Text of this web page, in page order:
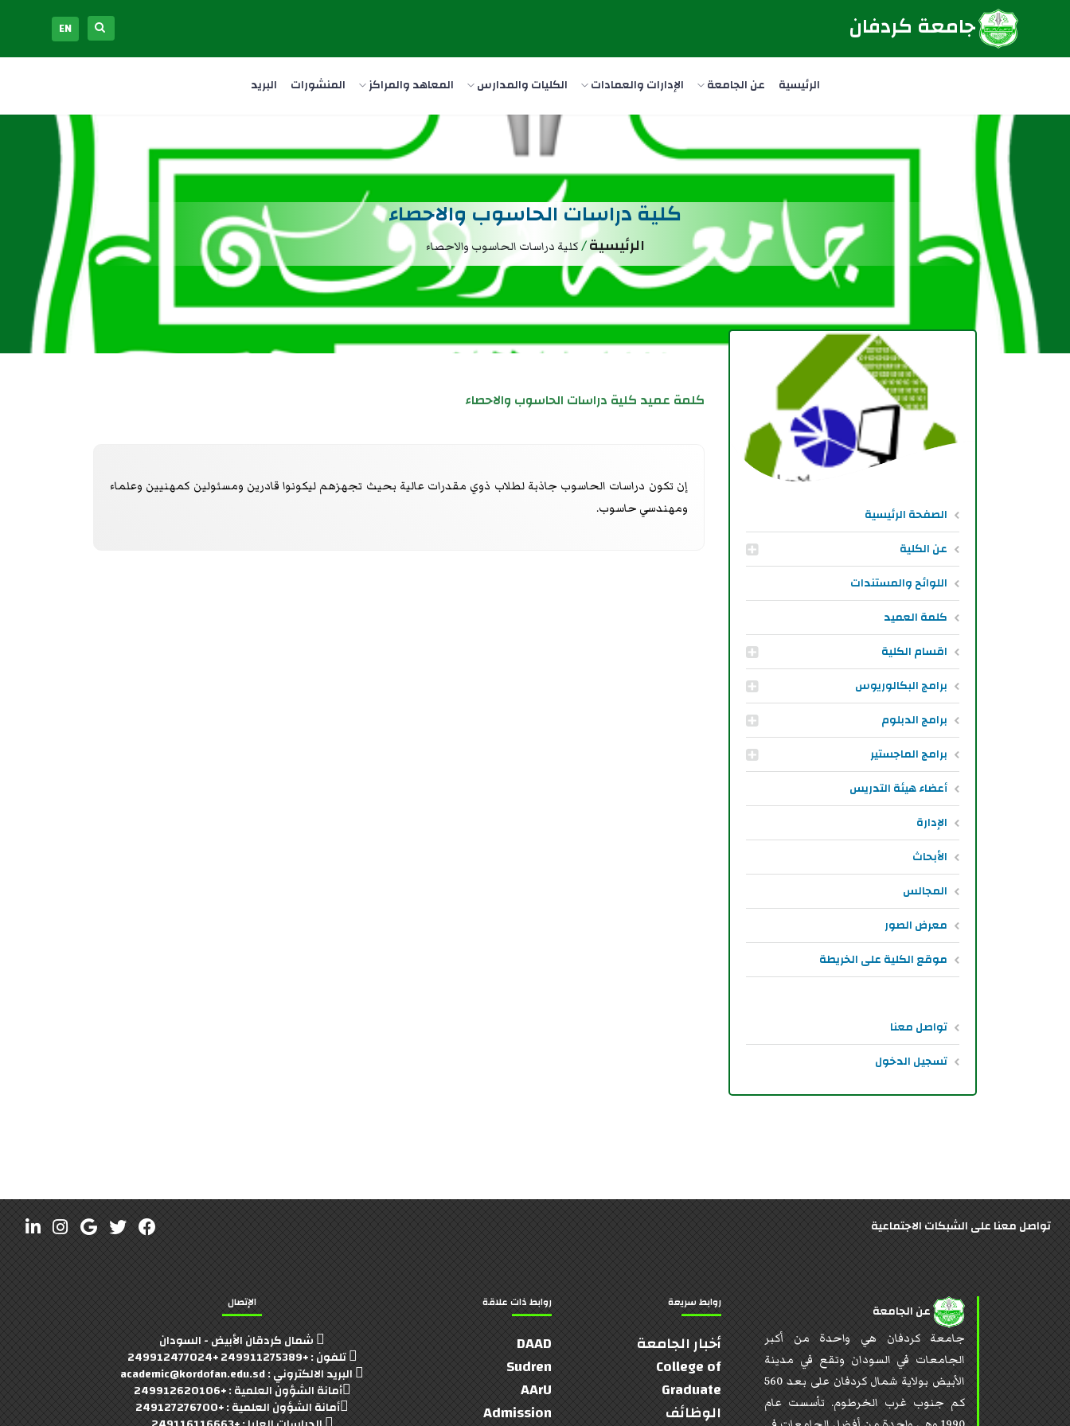
جامعة كردفان EN
الرئيسية عن الجامعة الإدارات والعمادات الكليات والمدارس المعاهد والمراكز المنشورات البريد
كلية دراسات الحاسوب والاحصاء
الرئيسية/كلية دراسات الحاسوب والاحصاء
الصفحة الرئيسية
عن الكلية
اللوائح والمستندات
كلمة العميد
اقسام الكلية
برامج البكالوريوس
برامج الدبلوم
برامج الماجستير
أعضاء هيئة التدريس
الإدارة
الأبحاث
المجالس
معرض الصور
موقع الكلية على الخريطة
تواصل معنا
تسجيل الدخول
كلمة عميد كلية دراسات الحاسوب والاحصاء
إن تكون دراسات الحاسوب جاذبة لطلاب ذوي مقدرات عالية بحيث تجهزهم ليكونوا قادرين ومسئولين كمهنيين وعلماء
ومهندسي حاسوب.
تواصل معنا على الشبكات الاجتماعية
عن الجامعة
جامعة كردفان هي واحدة من أكبر
الجامعات في السودان وتقع في مدينة
الأبيض بولاية شمال كردفان على بعد 560
كم جنوب غرب الخرطوم. تأسست عام
روابط سريعة
أخبار الجامعة
College of
Graduate
الوظائف
روابط ذات علاقة
DAAD
Sudren
AArU
Admission
الإتصال
شمال كردقان الأبيض - السودان
تلفون : +249911275389 +249912477024
البريد الالكتروني : academic@kordofan.edu.sd
أمانة الشؤون العلمية : +249912620106
أمانة الشؤون العلمية : +249127276700